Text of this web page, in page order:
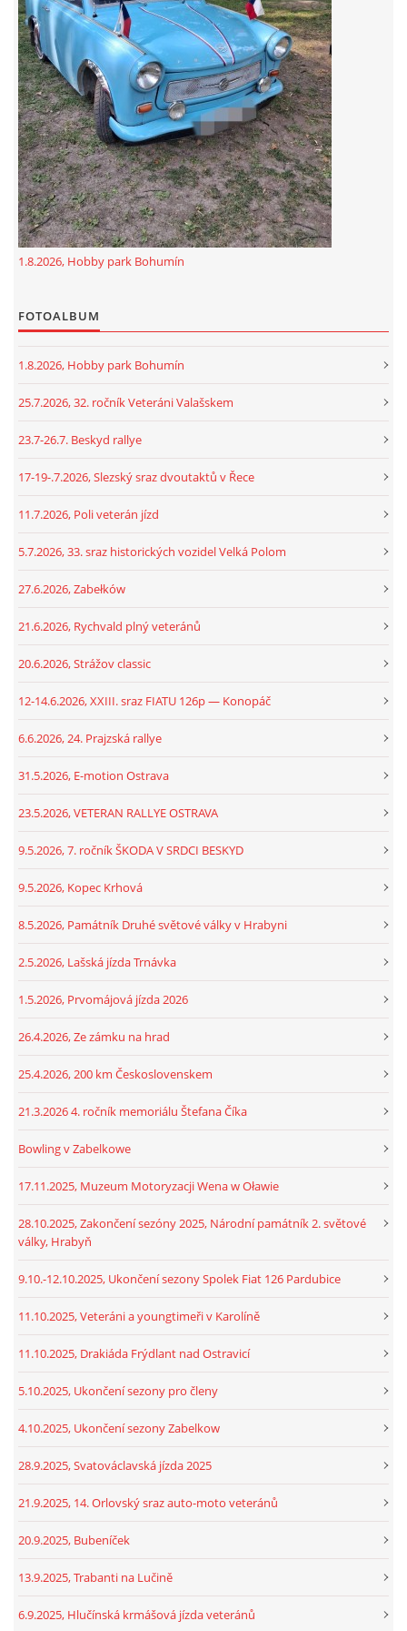
GDPR
oldfiatclub@seznam.cz |RSS
1.8.2026, Hobby park Bohumín
FOTOALBUM
1.8.2026, Hobby park Bohumín
25.7.2026, 32. ročník Veteráni Valašskem
23.7-26.7. Beskyd rallye
17-19-.7.2026, Slezský sraz dvoutaktů v Řece
11.7.2026, Poli veterán jízd
5.7.2026, 33. sraz historických vozidel Velká Polom
27.6.2026, Zabełków
21.6.2026, Rychvald plný veteránů
20.6.2026, Strážov classic
12-14.6.2026, XXIII. sraz FIATU 126p — Konopáč
6.6.2026, 24. Prajzská rallye
31.5.2026, E-motion Ostrava
23.5.2026, VETERAN RALLYE OSTRAVA
9.5.2026, 7. ročník ŠKODA V SRDCI BESKYD
9.5.2026, Kopec Krhová
8.5.2026, Památník Druhé světové války v Hrabyni
2.5.2026, Lašská jízda Trnávka
1.5.2026, Prvomájová jízda 2026
26.4.2026, Ze zámku na hrad
25.4.2026, 200 km Československem
21.3.2026 4. ročník memoriálu Štefana Číka
Bowling v Zabelkowe
17.11.2025, Muzeum Motoryzacji Wena w Oławie
28.10.2025, Zakončení sezóny 2025, Národní památník 2. světové
války, Hrabyň
9.10.-12.10.2025, Ukončení sezony Spolek Fiat 126 Pardubice
11.10.2025, Veteráni a youngtimeři v Karolíně
11.10.2025, Drakiáda Frýdlant nad Ostravicí
5.10.2025, Ukončení sezony pro členy
4.10.2025, Ukončení sezony Zabelkow
28.9.2025, Svatováclavská jízda 2025
21.9.2025, 14. Orlovský sraz auto-moto veteránů
20.9.2025, Bubeníček
13.9.2025, Trabanti na Lučině
6.9.2025, Hlučínská krmášová jízda veteránů